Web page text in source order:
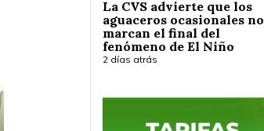
La CVS advierte que los
aguaceros ocasionales no
marcan el final del
fenómeno de El Niño
2 días atrás